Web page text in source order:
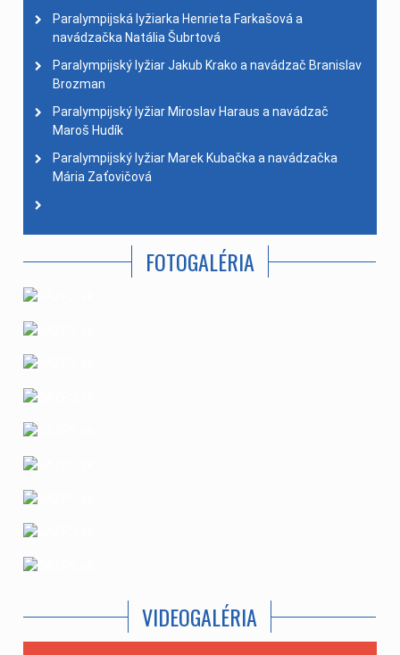
Paralympijská lyžiarka Henrieta Farkašová a
navádzačka Natália Šubrtová
Paralympijský lyžiar Jakub Krako a navádzač Branislav
Brozman
Paralympijský lyžiar Miroslav Haraus a navádzač
Maroš Hudík
Paralympijský lyžiar Marek Kubačka a navádzačka
Mária Zaťovičová
FOTOGALÉRIA
VIDEOGALÉRIA